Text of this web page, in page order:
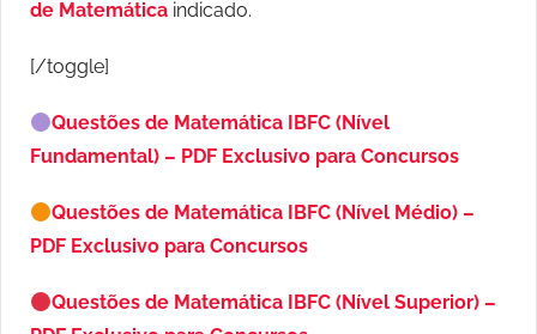
de Matemática indicado.
[/toggle]
Questões de Matemática IBFC (Nível
Fundamental) – PDF Exclusivo para Concursos
Questões de Matemática IBFC (Nível Médio) –
PDF Exclusivo para Concursos
Questões de Matemática IBFC (Nível Superior) –